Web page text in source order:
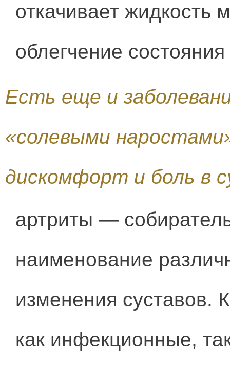
откачивает жидкость
облегчение
Есть еще и
«солевыми
дискомфорт и боль в
артриты —
наименование
изменения суставов.
как инфекционные,